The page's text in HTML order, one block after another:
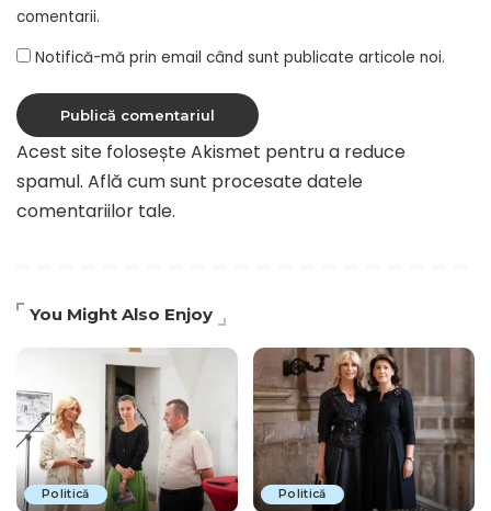
comentarii.
Notifică-mă prin email când sunt publicate articole noi.
Acest site folosește Akismet pentru a reduce
spamul. Află cum sunt procesate datele
comentariilor tale.
You Might Also Enjoy
Politică Politică